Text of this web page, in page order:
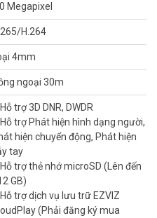
phân giải 2K+ ấn
đáng tin cậy, hình ảnh chi tiết
H3C 2K⁺ cung cấp chất lượng
ấn tượng. Thiết bị này đảm bảo
tin về mọi hoạt động quan trọng
cả vào ban đêm.
Megapixel
H.264
4mm
ngoại 30m
trợ 3D DNR, DWDR
trợ Phát hiện hình dạng người,
hiện chuyển động, Phát hiện
tay
trợ thẻ nhớ microSD (Lên đến
GB)
trợ dịch vụ lưu trữ EZVIZ
(Phải đăng ký mua